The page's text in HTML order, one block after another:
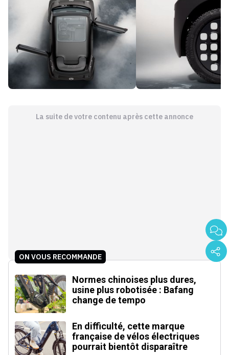
La suite de votre contenu après cette annonce
ON VOUS RECOMMANDE
Normes chinoises plus dures,
usine plus robotisée : Bafang
change de tempo
En difficulté, cette marque
française de vélos électriques
pourrait bientôt disparaître